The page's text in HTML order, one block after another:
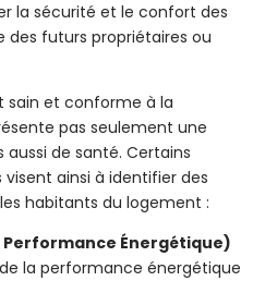
la sécurité et le confort des
des futurs propriétaires ou
sain et conforme à la
pas seulement une
aussi de santé. Certains
ainsi à identifier des
habitants du logement :
Performance Énergétique)
la performance énergétique